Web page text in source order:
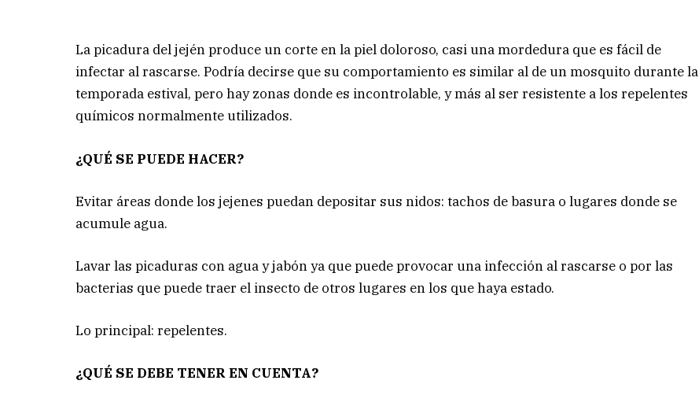
La picadura del jején produce un corte en la piel doloroso, casi una mordedura que es fácil de
infectar al rascarse. Podría decirse que su comportamiento es similar al de un mosquito durante la
temporada estival, pero hay zonas donde es incontrolable, y más al ser resistente a los repelentes
químicos normalmente utilizados.
¿QUÉ SE PUEDE HACER?
Evitar áreas donde los jejenes puedan depositar sus nidos: tachos de basura o lugares donde se
acumule agua.
Lavar las picaduras con agua y jabón ya que puede provocar una infección al rascarse o por las
bacterias que puede traer el insecto de otros lugares en los que haya estado.
Lo principal: repelentes.
¿QUÉ SE DEBE TENER EN CUENTA?